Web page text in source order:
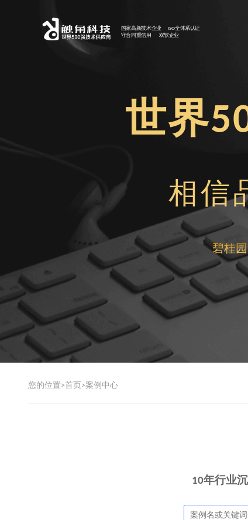
国家高新技术企业 ISO全体系认证
守合同重信用 双软企业
世界
相信
碧桂园
您的位置>首页 >案例中心
10年行业